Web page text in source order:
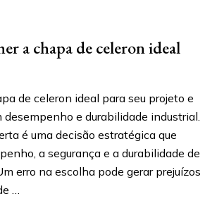
a chapa de celeron ideal
de celeron ideal para seu projeto e
e durabilidade industrial.
é uma decisão estratégica que
a segurança e a durabilidade de
erro na escolha pode gerar prejuízos
…